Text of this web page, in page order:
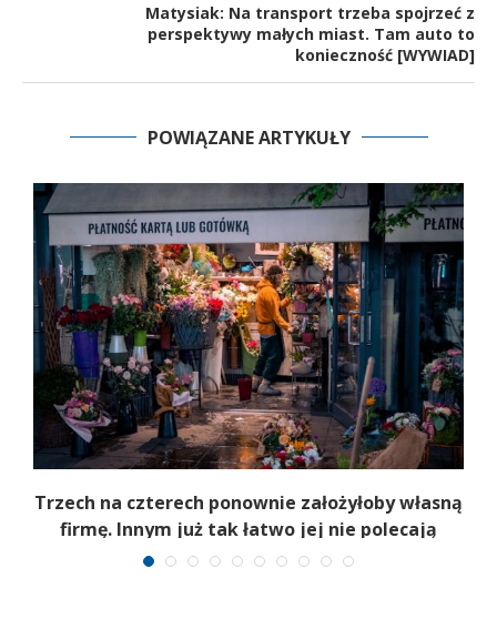
Matysiak: Na transport trzeba spojrzeć z
perspektywy małych miast. Tam auto to
konieczność [WYWIAD]
POWIĄZANE ARTYKUŁY
Trzech na czterech ponownie założyłoby własną
firmę. Innym już tak łatwo jej nie polecają